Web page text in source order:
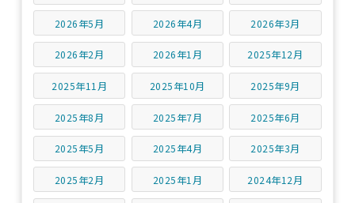
2026年5月 2026年4月 2026年3月
2026年2月 2026年1月 2025年12月
2025年11月 2025年10月 2025年9月
2025年8月 2025年7月 2025年6月
2025年5月 2025年4月 2025年3月
2025年2月 2025年1月 2024年12月